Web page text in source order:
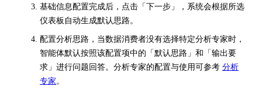
基础信息配置完成后，点击「下一步」，系统会根据所选
仪表板自动生成默认思路。
配置分析思路，当数据消费者没有选择特定分析专家时，
智能体默认按照该配置项中的「默认思路」和「输出要
求」进行问题回答。分析专家的配置与使用可参考 分析
专家 。